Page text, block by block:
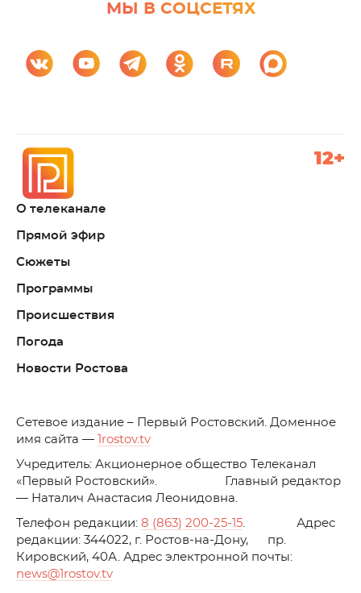
МЫ В СОЦСЕТЯХ
О телеканале
Прямой эфир
Сюжеты
Программы
Происшествия
Погода
Новости Ростова
12+
Cетевое издание – Первый Ростовский. Доменное
имя сайта —
1rostov.tv
Учредитель: Акционерное общество Телеканал
«Первый Ростовский». Главный редактор
— Наталич Анастасия Леонидовна.
Телефон редакции: 8 (863) 200-25-15. Адрес
редакции: 344022, г. Ростов-на-Дону, пр.
Кировский, 40А. Адрес электронной почты:
news@1rostov.tv